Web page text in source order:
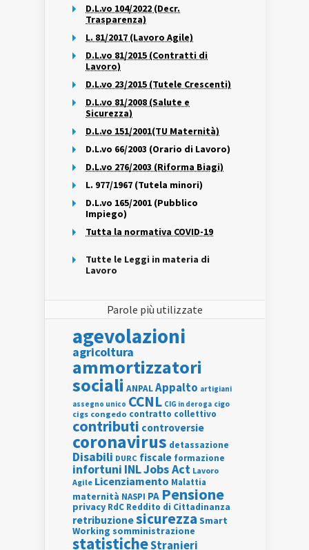
D.L.vo 104/2022 (Decr.
Trasparenza)
L. 81/2017 (Lavoro Agile)
D.L.vo 81/2015 (Contratti di
Lavoro)
D.L.vo 23/2015 (Tutele Crescenti)
D.L.vo 81/2008 (Salute e
Sicurezza)
D.L.vo 151/2001(TU Maternità)
D.L.vo 66/2003 (Orario di Lavoro)
D.L.vo 276/2003 (Riforma Biagi)
L. 977/1967 (Tutela minori)
D.L.vo 165/2001 (Pubblico
Impiego)
Tutta la normativa COVID-19
Tutte le Leggi in materia di
Lavoro
Parole più utilizzate
agevolazioni
agricoltura
ammortizzatori
sociali ANPALAppalto artigiani
assegno unico CCNL CIG in deroga cigo
cigs congedo contratto collettivo
contributi controversie
coronavirus detassazione
Disabili DURC fiscale formazione
infortuni INLJobs Act Lavoro
Agile Licenziamento Malattia
maternità NASPI PA Pensione
privacy RdC Reddito di Cittadinanza
retribuzionesicurezza Smart
Working somministrazione
statisticheStranieri